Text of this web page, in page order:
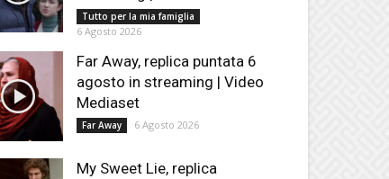
Tutto per la mia famiglia
6 Agosto 2026
Far Away, replica puntata 6
agosto in streaming | Video
Mediaset
Far Away 6 Agosto 2026
My Sweet Lie, replica